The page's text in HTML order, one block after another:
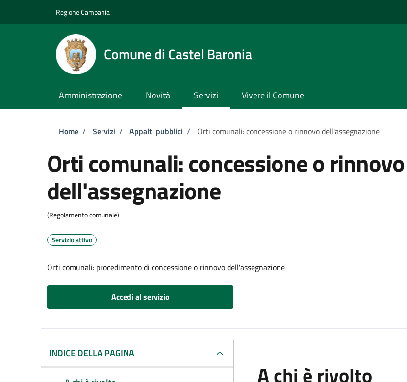
Regione Campania
Comune di Castel Baronia
Amministrazione Novità Servizi Vivere il Comune
Briciole di pane
Home / Servizi / Appalti pubblici / Orti comunali: concessione o rinnovo dell'assegnazione
Orti comunali: concessione o rinnovo
dell'assegnazione
(Regolamento comunale)
Servizio attivo
Orti comunali: procedimento di concessione o rinnovo dell'assegnazione
Accedi al servizio
INDICE DELLA PAGINA
A chi è rivolto